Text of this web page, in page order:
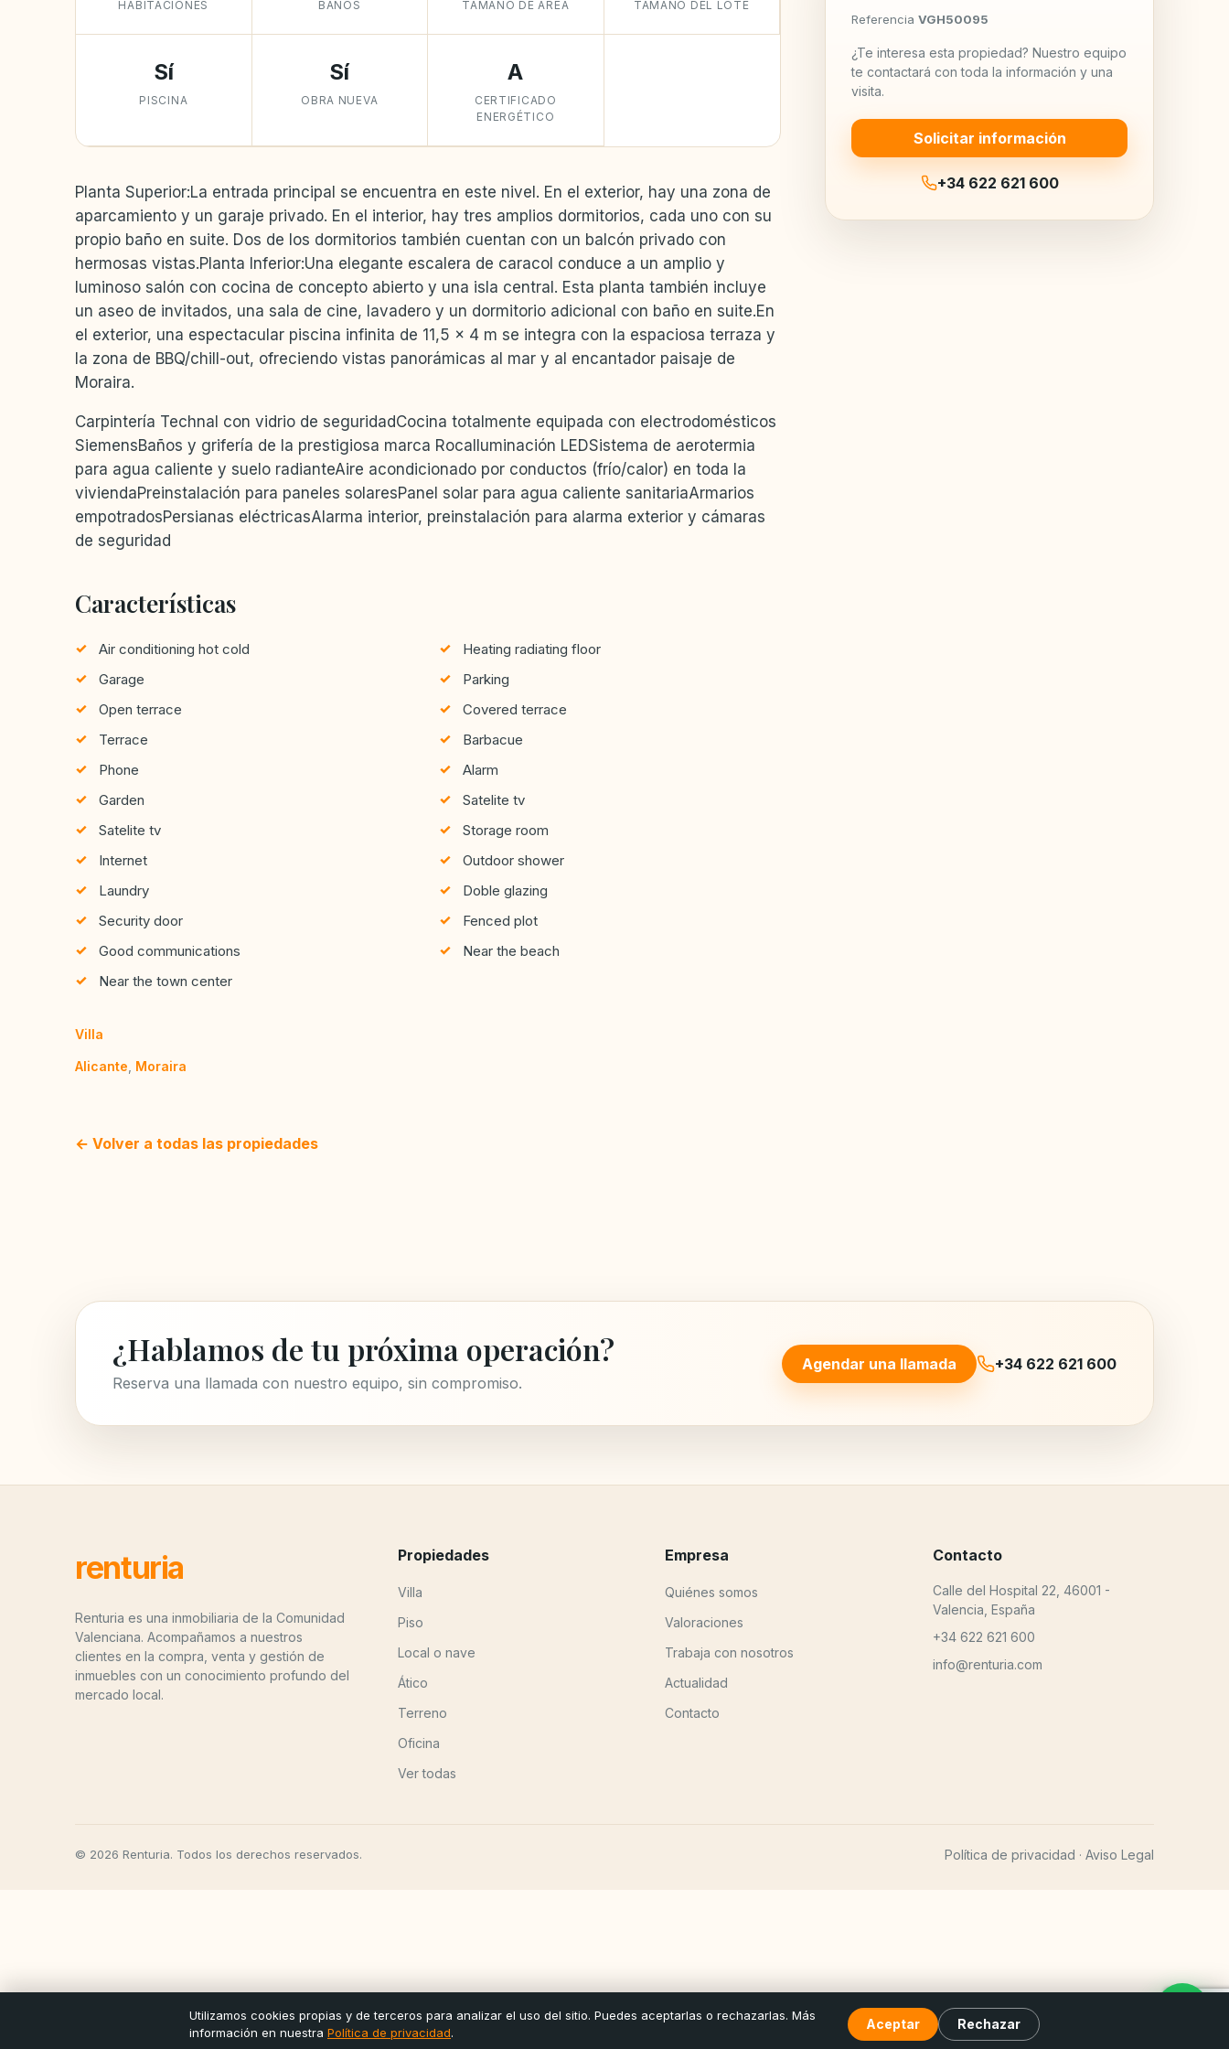
HABITACIONES BAÑOS TAMAÑO DE ÁREA TAMAÑO DEL LOTE
Sí
PISCINA
Sí
OBRA NUEVA
A
CERTIFICADO
ENERGÉTICO
Planta Superior:La entrada principal se encuentra en este nivel. En el exterior, hay una zona de
aparcamiento y un garaje privado. En el interior, hay tres amplios dormitorios, cada uno con su
propio baño en suite. Dos de los dormitorios también cuentan con un balcón privado con
hermosas vistas.Planta Inferior:Una elegante escalera de caracol conduce a un amplio y
luminoso salón con cocina de concepto abierto y una isla central. Esta planta también incluye
un aseo de invitados, una sala de cine, lavadero y un dormitorio adicional con baño en suite.En
el exterior, una espectacular piscina infinita de 11,5 x 4 m se integra con la espaciosa terraza y
la zona de BBQ/chill-out, ofreciendo vistas panorámicas al mar y al encantador paisaje de
Moraira.
Carpintería Technal con vidrio de seguridadCocina totalmente equipada con electrodomésticos
SiemensBaños y grifería de la prestigiosa marca RocaIluminación LEDSistema de aerotermia
para agua caliente y suelo radianteAire acondicionado por conductos (frío/calor) en toda la
viviendaPreinstalación para paneles solaresPanel solar para agua caliente sanitariaArmarios
empotradosPersianas eléctricasAlarma interior, preinstalación para alarma exterior y cámaras
de seguridad
Características
Air conditioning hot cold
Heating radiating floor
Garage
Parking
Open terrace
Covered terrace
Terrace
Barbacue
Phone
Alarm
Garden
Satelite tv
Satelite tv
Storage room
Internet
Outdoor shower
Laundry
Doble glazing
Security door
Fenced plot
Good communications
Near the beach
Near the town center
Villa
Alicante Moraira
Referencia VGH50095
¿Te interesa esta propiedad? Nuestro equipo
te contactará con toda la información y una
visita.
Solicitar información
+34 622 621 600
← Volver a todas las propiedades
¿Hablamos de tu próxima operación?
Reserva una llamada con nuestro equipo, sin compromiso.
Agendar una llamada +34 622 621 600
renturia
Renturia es una inmobiliaria de la Comunidad
Valenciana. Acompañamos a nuestros
clientes en la compra, venta y gestión de
inmuebles con un conocimiento profundo del
mercado local.
Propiedades
Villa
Piso
Local o nave
Ático
Terreno
Oficina
Ver todas
Empresa
Quiénes somos
Valoraciones
Trabaja con nosotros
Actualidad
Contacto
Contacto
Calle del Hospital 22, 46001 -
Valencia, España
+34 622 621 600
info@renturia.com
© 2026 Renturia. Todos los derechos reservados. Política de privacidad · Aviso Legal
Utilizamos cookies propias y de terceros para analizar el uso del sitio. Puedes aceptarlas o rechazarlas. Más
información en nuestra Política de privacidad.
Aceptar Rechazar